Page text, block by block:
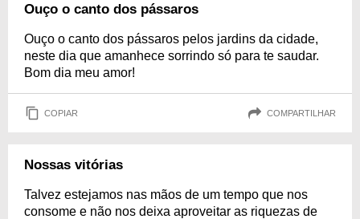
Ouço o canto dos pássaros
Ouço o canto dos pássaros pelos jardins da cidade,
neste dia que amanhece sorrindo só para te saudar.
Bom dia meu amor!
COPIAR COMPARTILHAR
Nossas vitórias
Talvez estejamos nas mãos de um tempo que nos
consome e não nos deixa aproveitar as riquezas de